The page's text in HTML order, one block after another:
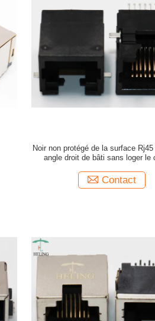
Noir non protégé de la surface
angle droit de bâti sans loger le
Contact